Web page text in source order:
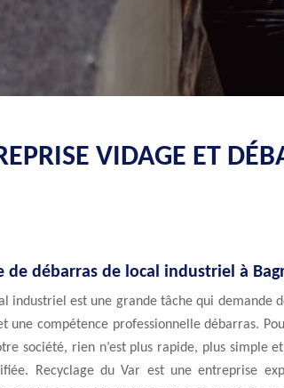
VIDAGE ET
de débarras de local industriel à
industriel est une grande tâche qui
une compétence professionnelle débarras.
société, rien n’est plus rapide, plus simple
Recyclage du Var est une entreprise